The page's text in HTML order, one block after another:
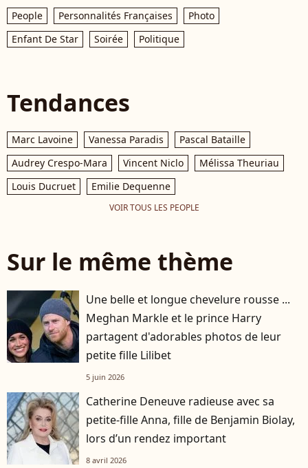
People Personnalités Françaises
Photo
Enfant De Star
Soirée Politique
Tendances
Marc Lavoine Vanessa Paradis
Pascal Bataille
Audrey Crespo-Mara
Vincent Niclo
Mélissa Theuriau
Louis Ducruet
Emilie Dequenne
VOIR TOUS LES PEOPLE
Sur le même thème
Une belle et longue chevelure rousse ...
Meghan Markle et le prince Harry
partagent d'adorables photos de leur
petite fille Lilibet
5 juin 2026
Catherine Deneuve radieuse avec sa
petite-fille Anna, fille de Benjamin Biolay,
lors d’un rendez important
8 avril 2026